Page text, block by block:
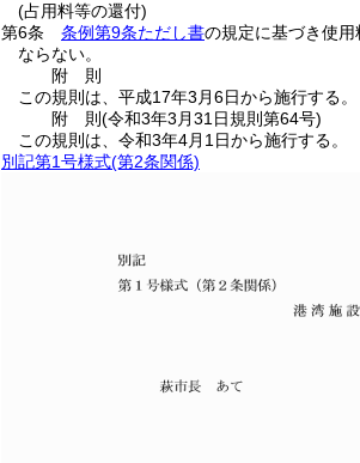
(占用料等の還付)
第6条
条例第9条ただし書の規定に基づき使
ならない。
附 則
この規則は、平成17年3月6日から施行する。
附 則(令和3年3月31日規則第64号)
この規則は、令和3年4月1日から施行する。
別記第1号様式(第2条関係)